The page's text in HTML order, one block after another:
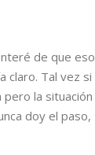
de que eso
claro. Tal vez si
la situación
doy el paso,